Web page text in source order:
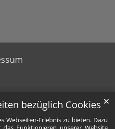
bezüglich Cookies
Erlebnis zu bieten. Dazu
✕